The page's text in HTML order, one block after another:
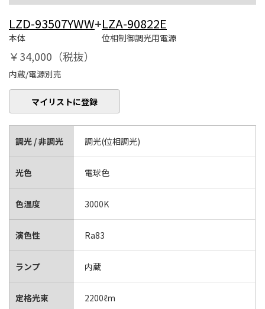
LZD-93507YWW+
本体
LZA-90822E
位相制御調光用電源
￥34,000（税抜）
内蔵/電源別売
マイリストに登録
調光 / 非調光 調光(位相調光)
光色 電球色
色温度 3000K
演色性 Ra83
ランプ 内蔵
定格光束 2200ℓm